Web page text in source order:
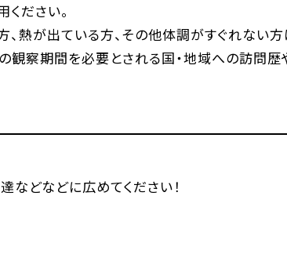
ださい。
熱が出ている方、その他体調がすぐれない方
観察期間を必要とされる国・地域への訪問
などなどに広めてください！